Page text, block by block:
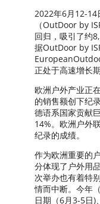
2022年6月12-14
（OutDoor by
回归，吸引了约
据OutDoor by
正处于高速增长
欧洲户外产业正
的销售额创下纪
德语系国家贡献
14%。欧洲户外
纪录的成绩。
作为欧洲重要的
分体现了户外用
次举办也有着特
情而中断。今年
日期（6月3-5日)